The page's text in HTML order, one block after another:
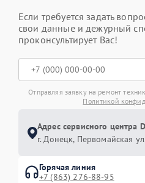
Если требуется задать
свои данные и дежурный
проконсультирует Вас!
Отправляя заявку на ремонт
Политикой
Адрес сервисного центра
г. Донецк, Первомайская
Горячая линия
+7 (863) 276-88-95